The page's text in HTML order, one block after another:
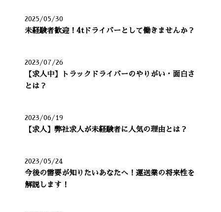
2025/05/30
未経験者歓迎！4tドライバーとして働きませんか？
2023/07/26
【求人中】トラックドライバーのやりがい・面白さ
とは？
2023/06/19
【求人】弊社求人が未経験者に人気の理由とは？
2023/05/24
今後の需要が知りたいあなたへ！運送業の将来性を
解説します！